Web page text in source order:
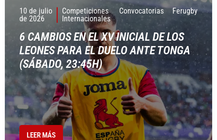
10 de julio
de 2026
Competiciones
Internacionales
Convocatorias Ferugby
6 CAMBIOS EN EL XV INICIAL DE LOS
LEONES PARA EL DUELO ANTE TONGA
(SÁBADO, 23:45H)
LEER MÁS